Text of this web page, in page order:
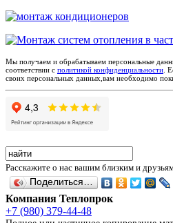
Мы получаем и обрабатываем персональные
соответствии с политикой конфиденциальности .
своих персональных данных,вам необходимо
Расскажите о нас вашим близким и
Поделиться…
Компания Теплопрок
+7 (980) 379-44-48